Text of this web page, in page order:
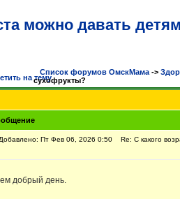
можно давать
Список форумов ОмскМама ->
сухофрукты?
Добавлено: Пт Фев 06, 2026 0:50 Re: С какого
добрый день.